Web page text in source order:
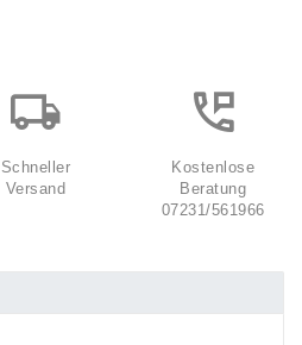
Schneller
Versand
Kostenlose
Beratung
07231/561966